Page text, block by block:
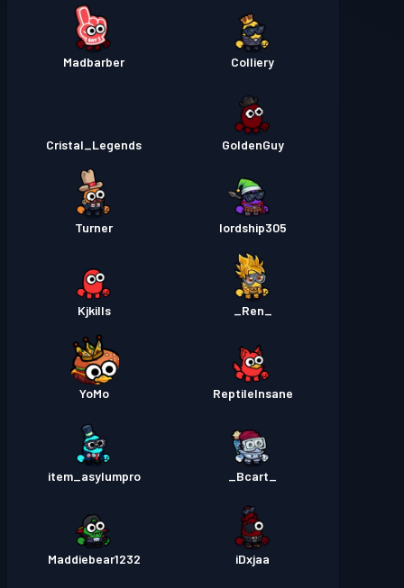
Colliery
Madbarber
GoldenGuy
Cristal_Legends
lordship305
Turner
Kjkills
ReptileInsane
YoMo
item_asylumpro
iDxjaa
Maddiebear1232